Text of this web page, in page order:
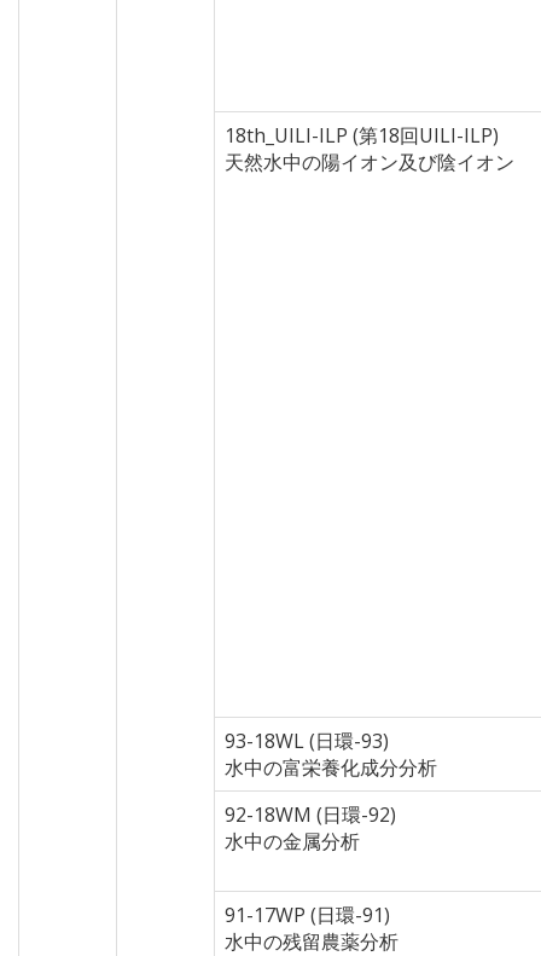
18th_UILI-ILP (第18回UILI-ILP)
天然水中の陽イオン及び陰イオン
93-18WL (日環-93)
水中の富栄養化成分分析
92-18WM (日環-92)
水中の金属分析
91-17WP (日環-91)
水中の残留農薬分析